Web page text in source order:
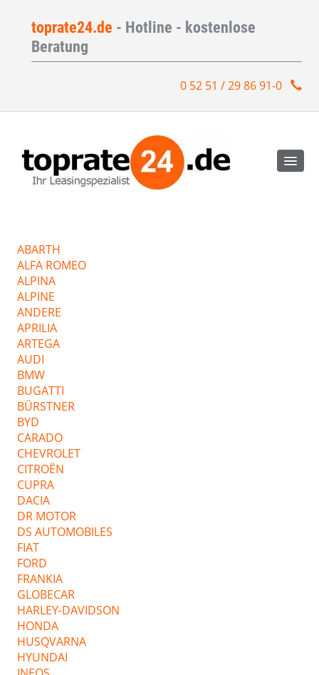
toprate24.de - Hotline - kostenlose
Beratung
0 52 51 / 29 86 91-0
ABARTH
ALFA ROMEO
ALPINA
ALPINE
ANDERE
APRILIA
ARTEGA
AUDI
BMW
BUGATTI
BÜRSTNER
BYD
CARADO
CHEVROLET
CITROËN
CUPRA
DACIA
DR MOTOR
DS AUTOMOBILES
FIAT
FORD
FRANKIA
GLOBECAR
HARLEY-DAVIDSON
HONDA
HUSQVARNA
HYUNDAI